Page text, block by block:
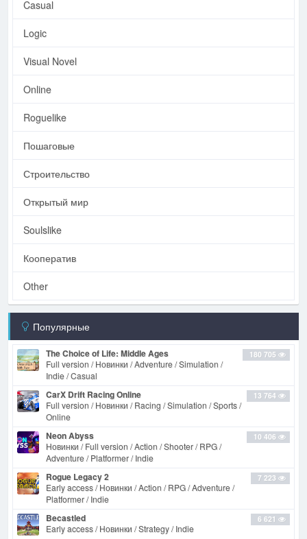
Casual
Logic
Visual Novel
Online
Roguelike
Пошаговые
Строительство
Открытый мир
Soulslike
Кооператив
Other
Популярные
180 705
The Choice of Life: Middle Ages
Full version / Новинки / Adventure / Simulation /
Indie / Casual
13 764
CarX Drift Racing Online
Full version / Новинки / Racing / Simulation / Sports /
Online
10 406
Neon Abyss
Новинки / Full version / Action / Shooter / RPG /
Adventure / Platformer / Indie
7 223
Rogue Legacy 2
Early access / Новинки / Action / RPG / Adventure /
Platformer / Indie
6 621
Becastled
Early access / Новинки / Strategy / Indie